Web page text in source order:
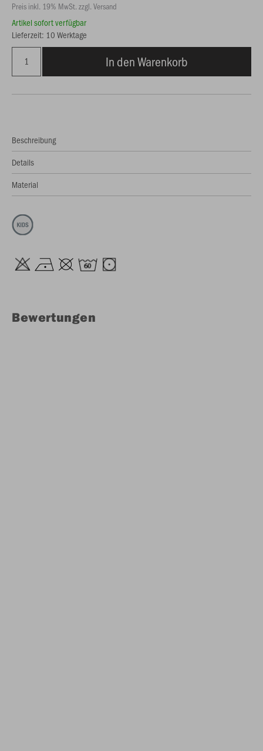
Preis inkl. 19% MwSt. zzgl. Versand
Artikel sofort verfügbar
Lieferzeit: 10 Werktage
In den Warenkorb
Beschreibung
Details
Material
Bewertungen